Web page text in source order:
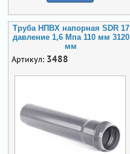
Труба НПВХ напорная SDR 17
давление 1,6 Мпа 110 мм 3120
мм
Артикул: 3488